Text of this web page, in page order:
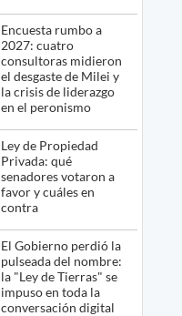
Encuesta rumbo a
2027: cuatro
consultoras midieron
el desgaste de Milei y
la crisis de liderazgo
en el peronismo
Ley de Propiedad
Privada: qué
senadores votaron a
favor y cuáles en
contra
El Gobierno perdió la
pulseada del nombre:
la "Ley de Tierras" se
impuso en toda la
conversación digital